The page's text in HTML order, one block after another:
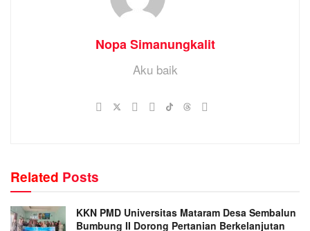
Nopa Simanungkalit
Aku baik
Related Posts
KKN PMD Universitas Mataram Desa Sembalun
Bumbung II Dorong Pertanian Berkelanjutan